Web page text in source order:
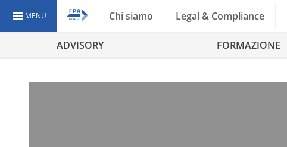
MENU Chi siamo Legal & Compliance
ADVISORY FORMAZIONE